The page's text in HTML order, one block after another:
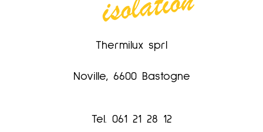
Thermilux sprl
Noville, 6600 Bastogne
Tel. 061 21 28 12